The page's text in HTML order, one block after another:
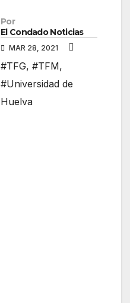
Por
El Condado Noticias
MAR 28, 2021
#TFG, #TFM,
#Universidad de
Huelva